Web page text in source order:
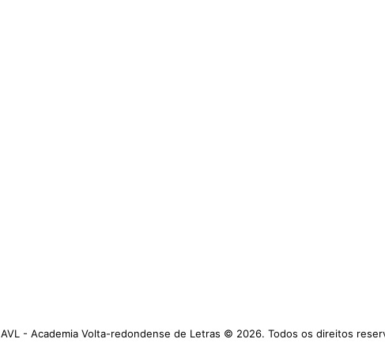
AVL - Academia Volta-redondense de Letras © 2026. Todos os direitos